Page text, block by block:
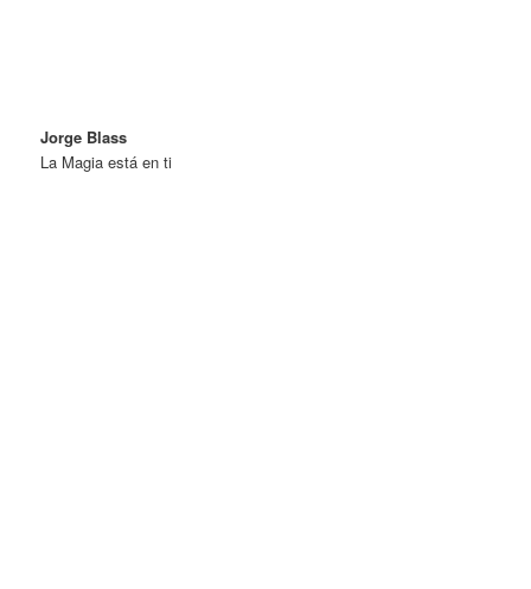
Jorge Blass
La Magia está en ti